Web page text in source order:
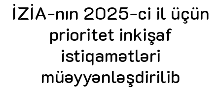
İZİA-nın 2025-ci il üçün
prioritet inkişaf
istiqamətləri
müəyyənləşdirilib